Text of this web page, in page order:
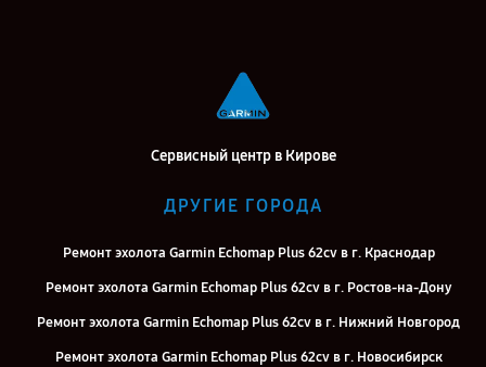
Сервисный центр в Кирове
ДРУГИЕ ГОРОДА
Ремонт эхолота Garmin Echomap Plus 62cv в г. Краснодар
Ремонт эхолота Garmin Echomap Plus 62cv в г. Ростов-на-Дону
Ремонт эхолота Garmin Echomap Plus 62cv в г. Нижний Новгород
Ремонт эхолота Garmin Echomap Plus 62cv в г. Новосибирск